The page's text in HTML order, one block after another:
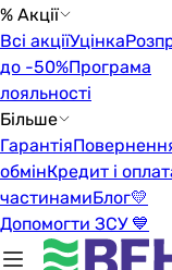
% Акції
Всі акціїУцінка
до -50%Програма
лояльності
Більше
Гарантія
обмінКредит і
частинамиБлог💛
Допомогти ЗСУ 💙